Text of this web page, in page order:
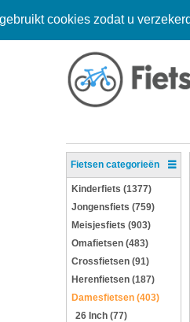
cookies zodat u
Fietsen categorieën
Kinderfiets (1377)
Jongensfiets (759)
Meisjesfiets (903)
Omafietsen (483)
Crossfietsen (91)
Herenfietsen (187)
Damesfietsen (403)
26 Inch (77)